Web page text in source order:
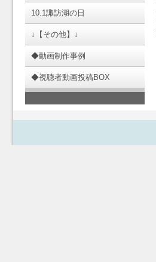
10.1諏訪湖の日
↓【その他】↓
◆動画制作事例
◆視聴者動画投稿BOX